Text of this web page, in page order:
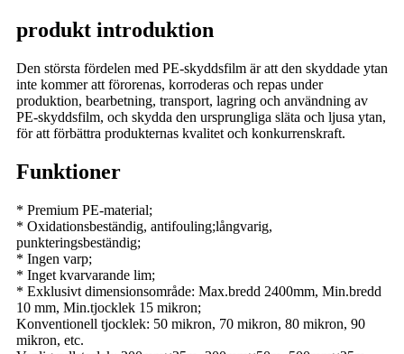
produkt introduktion
Den största fördelen med PE-skyddsfilm är att den skyddade ytan
inte kommer att förorenas, korroderas och repas under
produktion, bearbetning, transport, lagring och användning av
PE-skyddsfilm, och skydda den ursprungliga släta och ljusa ytan,
för att förbättra produkternas kvalitet och konkurrenskraft.
Funktioner
* Premium PE-material;
* Oxidationsbeständig, antifouling;långvarig,
punkteringsbeständig;
* Ingen varp;
* Inget kvarvarande lim;
* Exklusivt dimensionsområde: Max.bredd 2400mm, Min.bredd
10 mm, Min.tjocklek 15 mikron;
Konventionell tjocklek: 50 mikron, 70 mikron, 80 mikron, 90
mikron, etc.